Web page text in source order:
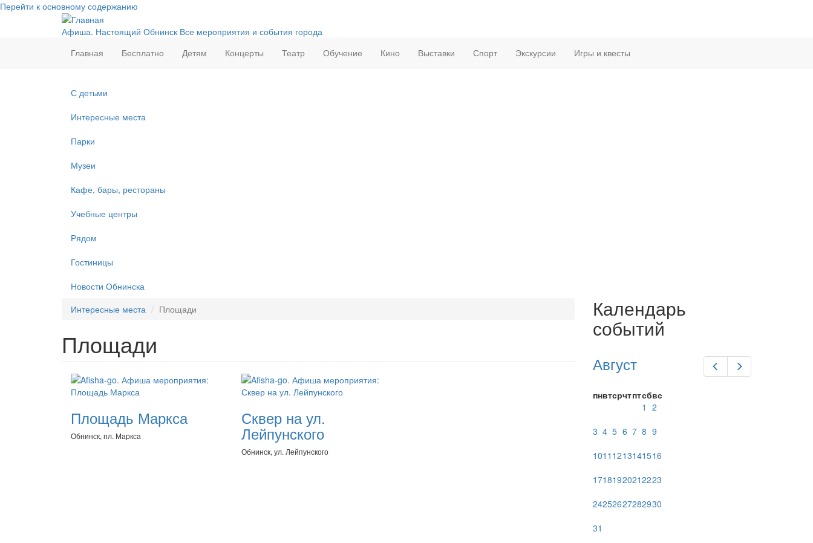
Перейти к основному содержанию
Афиша. Настоящий Обнинск Все мероприятия и события города
Главная
Бесплатно Детям Концерты Театр Обучение Кино Выставки Спорт Экскурсии Игры и квесты
С детьми
Интересные места
Парки
Музеи
Кафе, бары, рестораны
Учебные центры
Рядом
Гостиницы
Новости Обнинска
Интересные места
Площади
Площади
Площадь Маркса
Обнинск, пл. Маркса
Сквер на ул.
Лейпунского
Обнинск, ул. Лейпунского
Календарь
событий
Предыдущий
Август
пнвтсрчтптсбвс
1 2
3 4 5 6 7 8 9
1011 1213141516
17181920212223
24252627282930
31